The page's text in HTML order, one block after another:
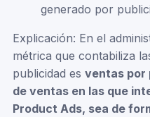
generado por
Explicación: En el
métrica que contabiliza
publicidad esventas por
de ventas en las que
Product Ads, sea de